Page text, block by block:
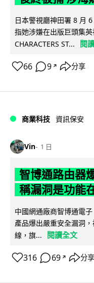
日本警視廳神田署 8 月
指她涉嫌在出版巨頭集
CHARACTERS ST...
閱
66 9 ↗ 分享
商業科技 資訊保安
Vin 1 日
智博通路由器
稱漏洞是功能
中國網通廠商智博通電
產品爆出嚴重安全漏洞
線，旗...
閱讀全文
316 69 ↗ 分享